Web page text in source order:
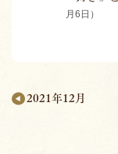
月6日）
2021年12月